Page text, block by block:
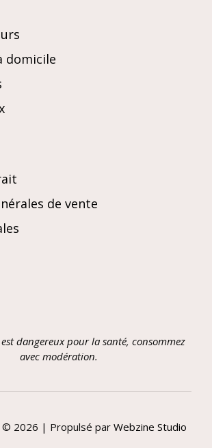
domicile
de vente
dangereux pour la santé, consommez
avec modération.
© 2026 | Propulsé par Webzine Studio